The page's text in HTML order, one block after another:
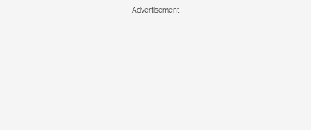
Advertisement